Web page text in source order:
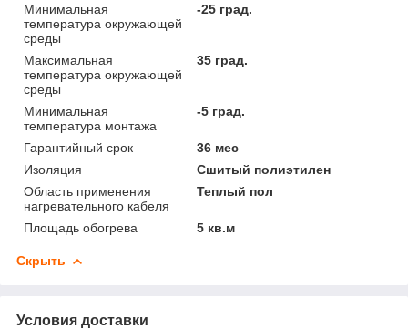
Минимальная
температура окружающей
среды
-25 град.
Максимальная
температура окружающей
среды
35 град.
Минимальная
температура монтажа
-5 град.
Гарантийный срок
36 мес
Изоляция
Сшитый полиэтилен
Область применения
нагревательного кабеля
Теплый пол
Площадь обогрева 5 кв.м
Скрыть
Условия доставки